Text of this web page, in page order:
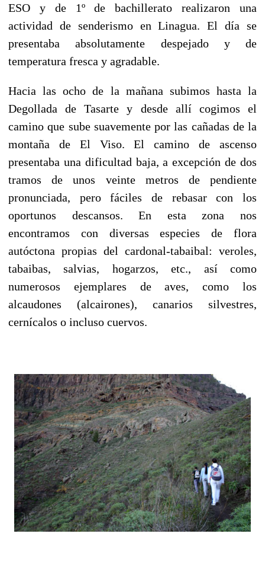
ESO y de 1º de bachillerato realizaron una
actividad de senderismo en Linagua. El día se
presentaba absolutamente despejado y de
temperatura fresca y agradable.
Hacia las ocho de la mañana subimos hasta la
Degollada de Tasarte y desde allí cogimos el
camino que sube suavemente por las cañadas de la
montaña de El Viso. El camino de ascenso
presentaba una dificultad baja, a excepción de dos
tramos de unos veinte metros de pendiente
pronunciada, pero fáciles de rebasar con los
oportunos descansos. En esta zona nos
encontramos con diversas especies de flora
autóctona propias del cardonal-tabaibal: veroles,
tabaibas, salvias, hogarzos, etc., así como
numerosos ejemplares de aves, como los
alcaudones (alcairones), canarios silvestres,
cernícalos o incluso cuervos.